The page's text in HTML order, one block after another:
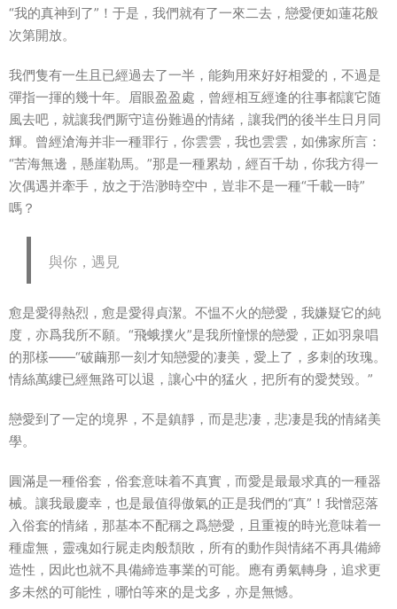
“我的真神到了”！于是，我們就有了一來二去，戀愛便如蓮花般
次第開放。
我們隻有一生且已經過去了一半，能夠用來好好相愛的，不過是
彈指一揮的幾十年。眉眼盈盈處，曾經相互經逢的往事都讓它随
風去吧，就讓我們厮守這份難過的情緒，讓我們的後半生日月同
輝。曾經滄海并非一種罪行，你雲雲，我也雲雲，如佛家所言：
“苦海無邊，懸崖勒馬。”那是一種累劫，經百千劫，你我方得一
次偶遇并牽手，放之于浩渺時空中，豈非不是一種“千載一時”
嗎？
與你，遇見
愈是愛得熱烈，愈是愛得貞潔。不愠不火的戀愛，我嫌疑它的純
度，亦爲我所不願。“飛蛾撲火”是我所憧憬的戀愛，正如羽泉唱
的那樣――“破繭那一刻才知戀愛的凄美，愛上了，多刺的玫瑰。
情絲萬縷已經無路可以退，讓心中的猛火，把所有的愛焚毀。”
戀愛到了一定的境界，不是鎮靜，而是悲凄，悲凄是我的情緒美
學。
圓滿是一種俗套，俗套意味着不真實，而愛是最最求真的一種器
械。讓我最慶幸，也是最值得傲氣的正是我們的“真”！我憎惡落
入俗套的情緒，那基本不配稱之爲戀愛，且重複的時光意味着一
種虛無，靈魂如行屍走肉般頹敗，所有的動作與情緒不再具備締
造性，因此也就不具備締造事業的可能。應有勇氣轉身，追求更
多未然的可能性，哪怕等來的是戈多，亦是無憾。